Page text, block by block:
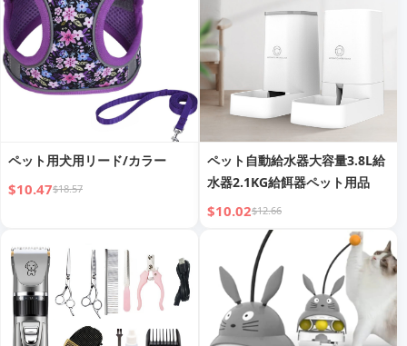
ペット用犬用リード/カラー
$10.47$18.57
ペット自動給水器大容量3.8L給
水器2.1KG給餌器ペット用品
$10.02$12.66